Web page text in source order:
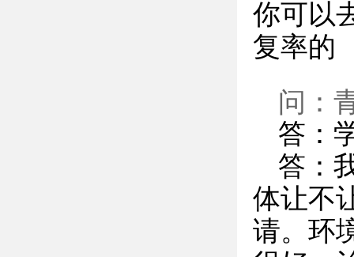
你可以
复率的
问：
答：
答：
体让不
请。环